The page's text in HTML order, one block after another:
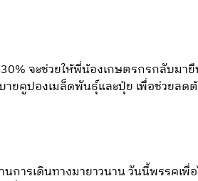
จะช่วยให้พี่น้องเกษตรกรกลับม
ยคูปองเมล็ดพันธุ์และปุ๋ย เพื่อช่วยล
การเดินทางมายาวนาน วันนี้พรรคเ